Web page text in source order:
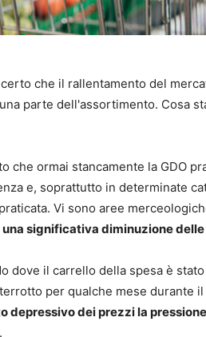
che il rallentamento del
parte dell'assortimento. Cosa
che ormai stancamente la GDO
e, soprattutto in determinate
Vi sono aree
significativa diminuzione
dove il carrello della spesa è
per qualche mese durante
depressivo dei prezzi la
.